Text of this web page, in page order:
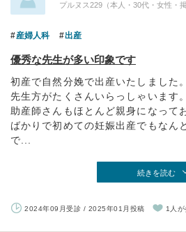
プルヌス229（本人・30代・女性・
産婦人科 出産
優秀な先生が多い印象です
初産で自然分娩で出産いたしました
先生方がたくさんいらっしゃいます。
助産師さんもほとんど親身になって
ばかりで初めての妊娠出産でもなん
で...
続きを読む
2024年09月受診 / 2025年01月投稿 1人